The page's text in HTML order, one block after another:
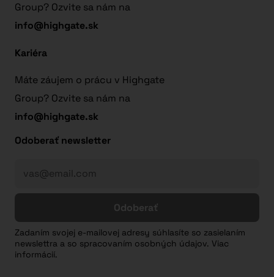
Group? Ozvite sa nám na
info@highgate.sk
Kariéra
Máte záujem o prácu v Highgate
Group? Ozvite sa nám na
info@highgate.sk
Odoberať newsletter
Odoberať
Zadaním svojej e-mailovej adresy súhlasíte so zasielaním
newslettra a so spracovaním osobných údajov. Viac
informácií.